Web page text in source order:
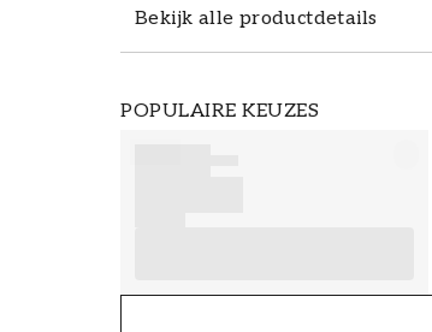
Bekijk alle productdetails
POPULAIRE KEUZES